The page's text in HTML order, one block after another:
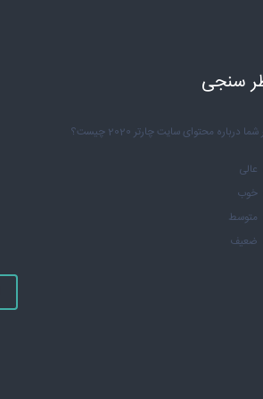
سنجی
درباره محتوای سایت چارتر 2020 چیست؟
عالی
خوب
متوسط
ضعیف